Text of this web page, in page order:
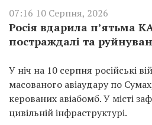
07:16 10 Серпня, 2026
Росія вдарила п’ятьма
постраждалі та
У ніч на 10 серпня російські
масованого авіаудару по
керованих авіабомб. У місті
цивільній інфраструктурі.